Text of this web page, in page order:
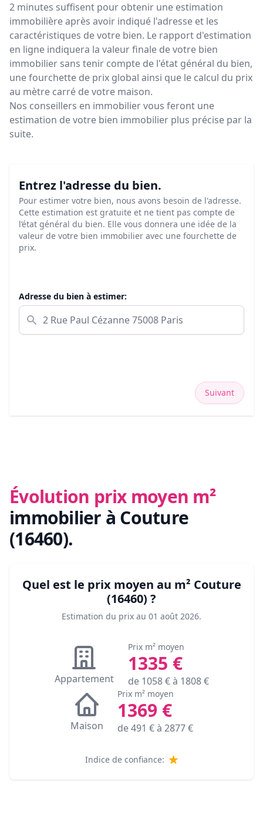
2 minutes suffisent pour obtenir une estimation
immobilière après avoir indiqué l'adresse et les
caractéristiques de votre bien. Le rapport d'estimation
en ligne indiquera la valeur finale de votre bien
immobilier sans tenir compte de l'état général du bien,
une fourchette de prix global ainsi que le calcul du prix
au mètre carré de votre maison.
Nos conseillers en immobilier vous feront une
estimation de votre bien immobilier plus précise par la
suite.
Entrez l'adresse du bien.
Pour estimer votre bien, nous avons besoin de l'adresse.
Cette estimation est gratuite et ne tient pas compte de
l’état général du bien. Elle vous donnera une idée de la
valeur de votre bien immobilier avec une fourchette de
prix.
Adresse du bien à estimer:
Suivant
Évolution prix moyen m²
immobilier à Couture
(16460).
Quel est le prix moyen au m² Couture
(16460) ?
Estimation du prix au 01 août 2026.
Appartement
Prix m² moyen
1335 €
de 1058€ à 1808€
Maison
Prix m² moyen
1369 €
de491 € à 2877€
Indice de confiance: